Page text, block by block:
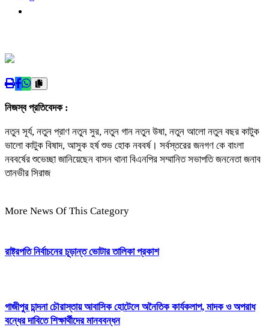
নিজস্ব প্রতিবেদক :
নতুন সূর্য, নতুন প্রাণ নতুন সুর, নতুন গান নতুন উষা, নতুন আলো নতুন বছর কাটুক
ভালো কাটুক বিষাদ, আসুক হর্ষ শুভ হোক নববর্ষ। সর্বস্তরের জনগণ কে বাংলা
নববর্ষের শুভেচ্ছা জানিয়েছেন বাসন থানা বিএনপির সম্মানিত সভাপতি জননেতা জনাব
তানভীর সিরাজ
More News Of This Category
রাষ্ট্রপতি নির্বাচনের চূড়ান্ত ভোটার তালিকা প্রকাশ
গাজীপুর চান্দনা চৌরাস্তায় আবাসিক হোটেলে অনৈতিক কার্যকলাপ, মাদক ও অপরাধ
বন্ধের দাবিতে শিক্ষার্থীদের মানববন্ধন